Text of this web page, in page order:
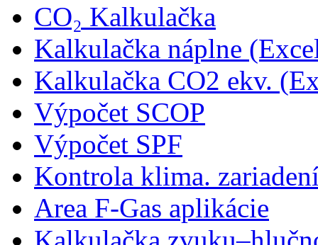
CO₂ Kalkulačka
Kalkulačka náplne
Kalkulačka CO2 ekv.
Výpočet SCOP
Výpočet SPF
Kontrola klima.
Area F-Gas aplikácie